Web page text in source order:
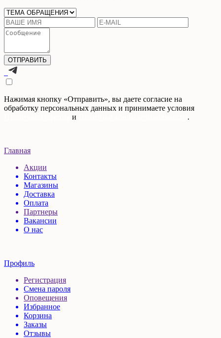
Нажимая кнопку «Отправить», вы даете согласие на
обработку персональных данных и принимаете условия
и .
Главная
Акции
Контакты
Магазины
Доставка
Оплата
Партнеры
Вакансии
О нас
Профиль
Регистрация
Смена пароля
Оповещения
Избранное
Корзина
Заказы
Отзывы